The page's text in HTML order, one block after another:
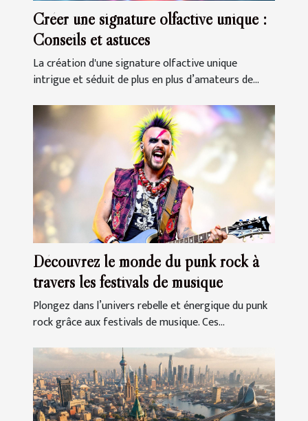
Créer une signature olfactive unique :
Conseils et astuces
La création d'une signature olfactive unique
intrigue et séduit de plus en plus d’amateurs de...
Découvrez le monde du punk rock à
travers les festivals de musique
Plongez dans l’univers rebelle et énergique du punk
rock grâce aux festivals de musique. Ces...